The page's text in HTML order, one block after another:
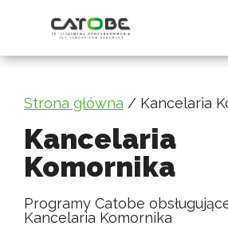
Strona główna / Kancelaria
Kancelaria
Komornika
Programy Catobe
Kancelaria Komornika